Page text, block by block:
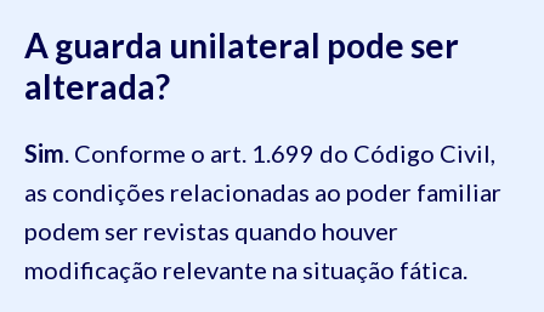
A guarda unilateral pode ser
alterada?
Sim. Conforme o art. 1.699 do Código Civil,
as condições relacionadas ao poder familiar
podem ser revistas quando houver
modificação relevante na situação fática.